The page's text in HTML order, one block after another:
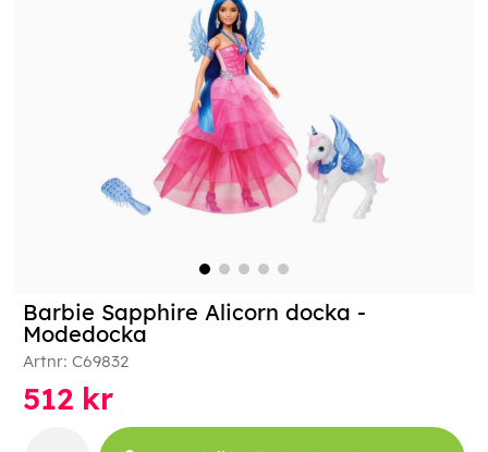
Barbie Sapphire Alicorn docka -
Modedocka
Artnr: C69832
512 kr